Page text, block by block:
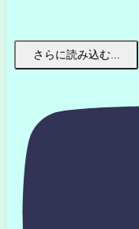
さらに読み込む...